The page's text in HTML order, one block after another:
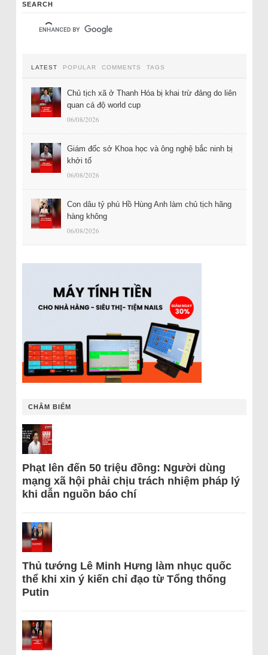
SEARCH
LATEST POPULAR COMMENTS TAGS
Chủ tịch xã ở Thanh Hóa bị khai trừ đảng do liên
quan cá độ world cup
06/08/2026
Giám đốc sở Khoa học và ông nghệ bắc ninh bị
khởi tố
06/08/2026
Con dâu tỷ phú Hồ Hùng Anh làm chủ tịch hãng
hàng không
06/08/2026
CHÂM BIẾM
Phạt lên đến 50 triệu đồng: Người dùng
mạng xã hội phải chịu trách nhiệm pháp lý
khi dẫn nguồn báo chí
Thủ tướng Lê Minh Hưng làm nhục quốc
thể khi xin ý kiến chỉ đạo từ Tổng thống
Putin